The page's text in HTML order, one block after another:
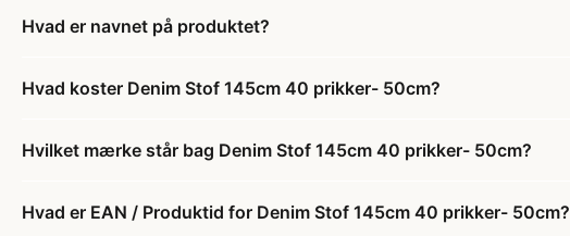
Hvad er navnet på produktet?
Hvad koster Denim Stof 145cm 40 prikker- 50cm?
Hvilket mærke står bag Denim Stof 145cm 40 prikker- 50cm?
Hvad er EAN / Produktid for Denim Stof 145cm 40 prikker- 50cm?